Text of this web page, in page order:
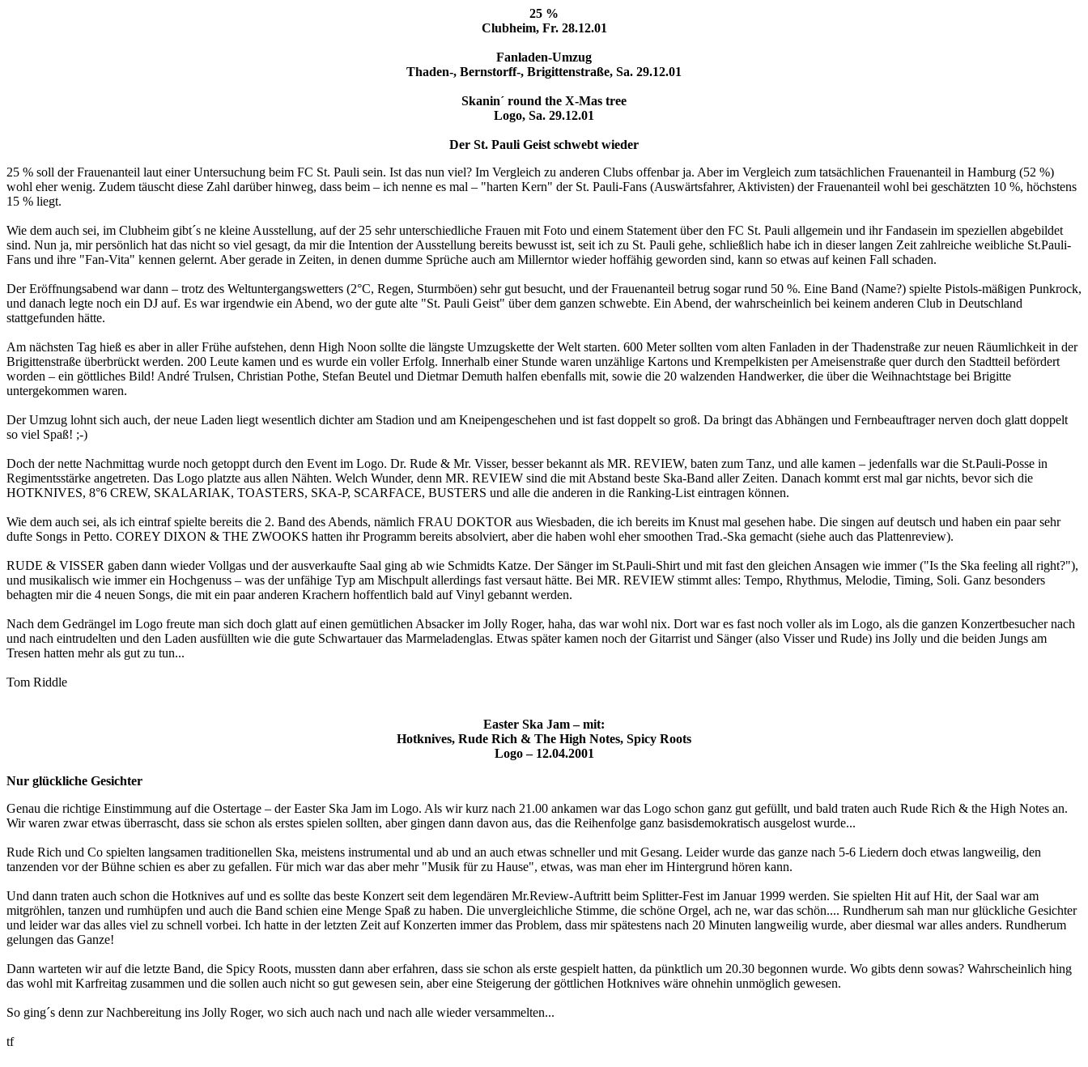
25 %
Clubheim, Fr. 28.12.01
Fanladen-Umzug
Thaden-, Bernstorff-, Brigittenstraße, Sa. 29.12.01
Skanin´ round the X-Mas tree
Logo, Sa. 29.12.01
Der St. Pauli Geist schwebt wieder
25 % soll der Frauenanteil laut einer Untersuchung beim FC St. Pauli sein. Ist das nun viel? Im Vergleich zu anderen Clubs offenbar ja. Aber im Vergleich zum tatsächlichen Frauenanteil in Hamburg (52 %)
wohl eher wenig. Zudem täuscht diese Zahl darüber hinweg, dass beim – ich nenne es mal – "harten Kern" der St. Pauli-Fans (Auswärtsfahrer, Aktivisten) der Frauenanteil wohl bei geschätzten 10 %, höchstens
15 % liegt.
Wie dem auch sei, im Clubheim gibt´s ne kleine Ausstellung, auf der 25 sehr unterschiedliche Frauen mit Foto und einem Statement über den FC St. Pauli allgemein und ihr Fandasein im speziellen abgebildet
sind. Nun ja, mir persönlich hat das nicht so viel gesagt, da mir die Intention der Ausstellung bereits bewusst ist, seit ich zu St. Pauli gehe, schließlich habe ich in dieser langen Zeit zahlreiche weibliche St.Pauli-
Fans und ihre "Fan-Vita" kennen gelernt. Aber gerade in Zeiten, in denen dumme Sprüche auch am Millerntor wieder hoffähig geworden sind, kann so etwas auf keinen Fall schaden.
Der Eröffnungsabend war dann – trotz des Weltuntergangswetters (2°C, Regen, Sturmböen) sehr gut besucht, und der Frauenanteil betrug sogar rund 50 %. Eine Band (Name?) spielte Pistols-mäßigen Punkrock,
und danach legte noch ein DJ auf. Es war irgendwie ein Abend, wo der gute alte "St. Pauli Geist" über dem ganzen schwebte. Ein Abend, der wahrscheinlich bei keinem anderen Club in Deutschland
stattgefunden hätte.
Am nächsten Tag hieß es aber in aller Frühe aufstehen, denn High Noon sollte die längste Umzugskette der Welt starten. 600 Meter sollten vom alten Fanladen in der Thadenstraße zur neuen Räumlichkeit in der
Brigittenstraße überbrückt werden. 200 Leute kamen und es wurde ein voller Erfolg. Innerhalb einer Stunde waren unzählige Kartons und Krempelkisten per Ameisenstraße quer durch den Stadtteil befördert
worden – ein göttliches Bild! André Trulsen, Christian Pothe, Stefan Beutel und Dietmar Demuth halfen ebenfalls mit, sowie die 20 walzenden Handwerker, die über die Weihnachtstage bei Brigitte
untergekommen waren.
Der Umzug lohnt sich auch, der neue Laden liegt wesentlich dichter am Stadion und am Kneipengeschehen und ist fast doppelt so groß. Da bringt das Abhängen und Fernbeauftrager nerven doch glatt doppelt
so viel Spaß! ;-)
Doch der nette Nachmittag wurde noch getoppt durch den Event im Logo. Dr. Rude & Mr. Visser, besser bekannt als MR. REVIEW, baten zum Tanz, und alle kamen – jedenfalls war die St.Pauli-Posse in
Regimentsstärke angetreten. Das Logo platzte aus allen Nähten. Welch Wunder, denn MR. REVIEW sind die mit Abstand beste Ska-Band aller Zeiten. Danach kommt erst mal gar nichts, bevor sich die
HOTKNIVES, 8°6 CREW, SKALARIAK, TOASTERS, SKA-P, SCARFACE, BUSTERS und alle die anderen in die Ranking-List eintragen können.
Wie dem auch sei, als ich eintraf spielte bereits die 2. Band des Abends, nämlich FRAU DOKTOR aus Wiesbaden, die ich bereits im Knust mal gesehen habe. Die singen auf deutsch und haben ein paar sehr
dufte Songs in Petto. COREY DIXON & THE ZWOOKS hatten ihr Programm bereits absolviert, aber die haben wohl eher smoothen Trad.-Ska gemacht (siehe auch das Plattenreview).
RUDE & VISSER gaben dann wieder Vollgas und der ausverkaufte Saal ging ab wie Schmidts Katze. Der Sänger im St.Pauli-Shirt und mit fast den gleichen Ansagen wie immer ("Is the Ska feeling all right?"),
und musikalisch wie immer ein Hochgenuss – was der unfähige Typ am Mischpult allerdings fast versaut hätte. Bei MR. REVIEW stimmt alles: Tempo, Rhythmus, Melodie, Timing, Soli. Ganz besonders
behagten mir die 4 neuen Songs, die mit ein paar anderen Krachern hoffentlich bald auf Vinyl gebannt werden.
Nach dem Gedrängel im Logo freute man sich doch glatt auf einen gemütlichen Absacker im Jolly Roger, haha, das war wohl nix. Dort war es fast noch voller als im Logo, als die ganzen Konzertbesucher nach
und nach eintrudelten und den Laden ausfüllten wie die gute Schwartauer das Marmeladenglas. Etwas später kamen noch der Gitarrist und Sänger (also Visser und Rude) ins Jolly und die beiden Jungs am
Tresen hatten mehr als gut zu tun...
Tom Riddle
Easter Ska Jam – mit:
Hotknives, Rude Rich & The High Notes, Spicy Roots
Logo – 12.04.2001
Nur glückliche Gesichter
Genau die richtige Einstimmung auf die Ostertage – der Easter Ska Jam im Logo. Als wir kurz nach 21.00 ankamen war das Logo schon ganz gut gefüllt, und bald traten auch Rude Rich & the High Notes an.
Wir waren zwar etwas überrascht, dass sie schon als erstes spielen sollten, aber gingen dann davon aus, das die Reihenfolge ganz basisdemokratisch ausgelost wurde...
Rude Rich und Co spielten langsamen traditionellen Ska, meistens instrumental und ab und an auch etwas schneller und mit Gesang. Leider wurde das ganze nach 5-6 Liedern doch etwas langweilig, den
tanzenden vor der Bühne schien es aber zu gefallen. Für mich war das aber mehr "Musik für zu Hause", etwas, was man eher im Hintergrund hören kann.
Und dann traten auch schon die Hotknives auf und es sollte das beste Konzert seit dem legendären Mr.Review-Auftritt beim Splitter-Fest im Januar 1999 werden. Sie spielten Hit auf Hit, der Saal war am
mitgröhlen, tanzen und rumhüpfen und auch die Band schien eine Menge Spaß zu haben. Die unvergleichliche Stimme, die schöne Orgel, ach ne, war das schön.... Rundherum sah man nur glückliche Gesichter
und leider war das alles viel zu schnell vorbei. Ich hatte in der letzten Zeit auf Konzerten immer das Problem, dass mir spätestens nach 20 Minuten langweilig wurde, aber diesmal war alles anders. Rundherum
gelungen das Ganze!
Dann warteten wir auf die letzte Band, die Spicy Roots, mussten dann aber erfahren, dass sie schon als erste gespielt hatten, da pünktlich um 20.30 begonnen wurde. Wo gibts denn sowas? Wahrscheinlich hing
das wohl mit Karfreitag zusammen und die sollen auch nicht so gut gewesen sein, aber eine Steigerung der göttlichen Hotknives wäre ohnehin unmöglich gewesen.
So ging´s denn zur Nachbereitung ins Jolly Roger, wo sich auch nach und nach alle wieder versammelten...
tf